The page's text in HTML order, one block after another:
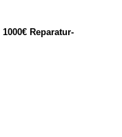
1000€ Reparatur-